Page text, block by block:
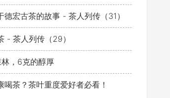
德宏古茶的故事 - 茶人列传（31）
- 茶人列传（29）
，6克的醇厚
喝茶？茶叶重度爱好者必看！